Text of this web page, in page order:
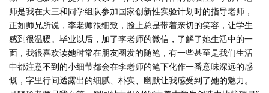
师是我在大三和同学组队参加国家创新性实验计划时的指导老师，
正如师兄所说，李老师很细致，脸上总是带着亲切的笑容，让学生
感到很温暖。毕业以后，加了李老师的微信，了解了她生活中的一
面，我很喜欢读她时常在朋友圈发的随笔，有一些甚至是我们生活
中都注意不到的小细节都会在李老师的笔下化作一番意味深远的感
慨，字里行间透露出的细腻、朴实、幽默让我感受到了她的魅力。